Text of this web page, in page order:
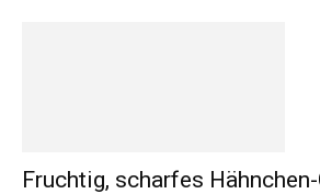
Fruchtig, scharfes